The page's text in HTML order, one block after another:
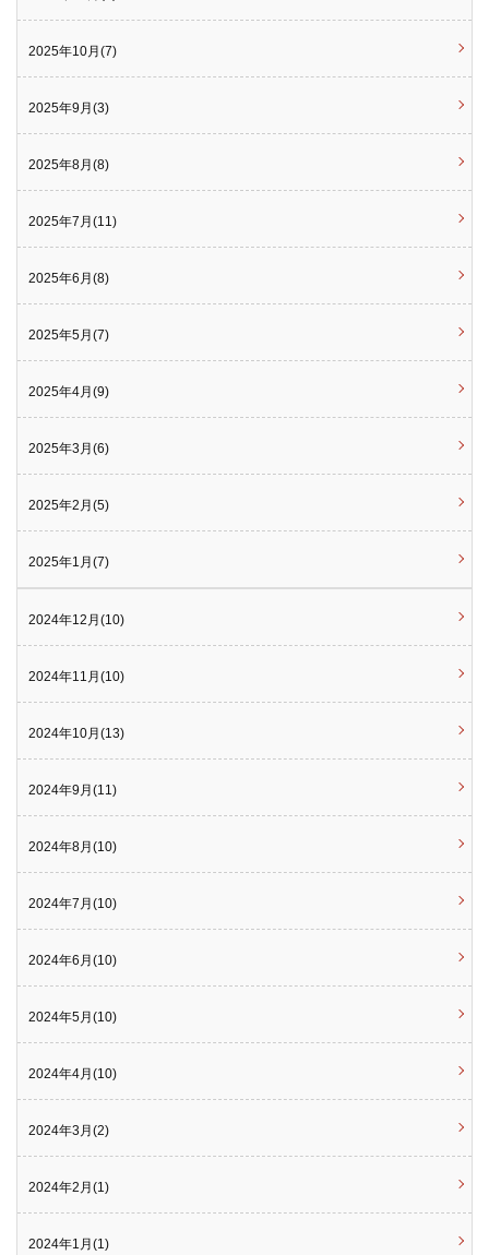
2025年10月(7)
2025年9月(3)
2025年8月(8)
2025年7月(11)
2025年6月(8)
2025年5月(7)
2025年4月(9)
2025年3月(6)
2025年2月(5)
2025年1月(7)
2024年12月(10)
2024年11月(10)
2024年10月(13)
2024年9月(11)
2024年8月(10)
2024年7月(10)
2024年6月(10)
2024年5月(10)
2024年4月(10)
2024年3月(2)
2024年2月(1)
2024年1月(1)